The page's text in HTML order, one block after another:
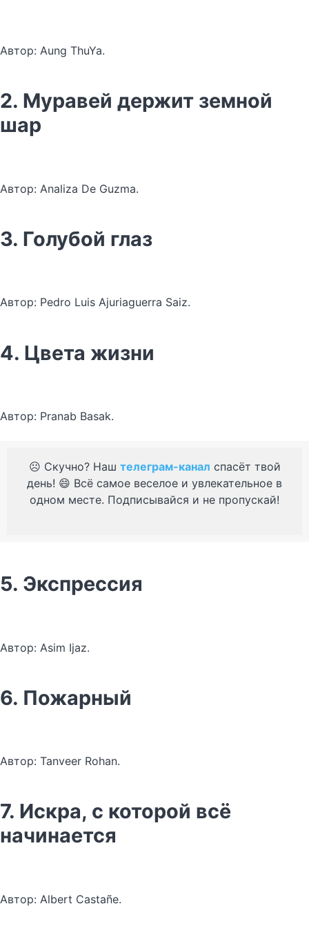
Автор: Aung ThuYa.
2. Муравей держит земной
шар
Автор: Analiza De Guzma.
3. Голубой глаз
Автор: Pedro Luis Ajuriaguerra Saiz.
4. Цвета жизни
Автор: Pranab Basak.
☹️ Скучно? Наш телеграм-канал спасёт твой
день! 😄 Всё самое веселое и увлекательное в
одном месте. Подписывайся и не пропускай!
5. Экспрессия
Автор: Asim Ijaz.
6. Пожарный
Автор: Tanveer Rohan.
7. Искра, с которой всё
начинается
Автор: Albert Castañe.